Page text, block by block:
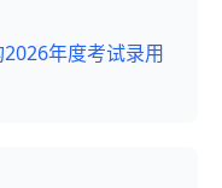
年度考试录用